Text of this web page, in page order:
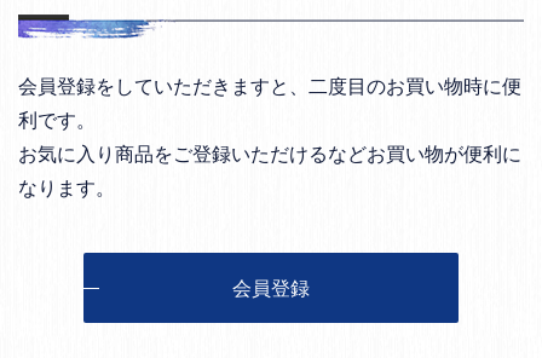
会員登録をしていただきますと、二度目のお買い物時に便
利です。
お気に入り商品をご登録いただけるなどお買い物が便利に
なります。
会員登録